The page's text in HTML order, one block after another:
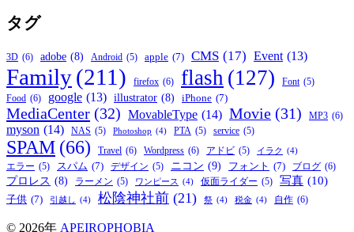
タグ
3D (6) adobe (8) Android (5) apple (7) CMS (17) Event (13)
Family(211) firefox (6) flash (127) Font (5)
Food (6) google (13) illustrator (8) iPhone (7)
MediaCenter (32) MovableType (14) Movie (31) MP3 (6)
myson (14) NAS (5) Photoshop (4) PTA (5) service (5)
SPAM (66) Travel (6) Wordpress (6) アドビ (5) イラク (4)
エラー (5) スパム (7) デザイン (5) ニコン (9) フォント (7) ブログ (6)
プロレス (8) ラーメン (5) ワンピース (4) 仮面ライダー (5) 写真 (10)
子供 (7) 引越し (4) 松陰神社前 (21) 祭 (4) 税金 (4) 自作 (6)
© 2026年 APEIROPHOBIA